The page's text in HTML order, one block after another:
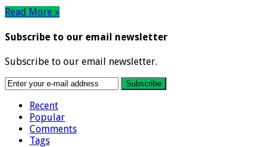
Read More »
Subscribe to our email newsletter
Subscribe to our email newsletter.
Recent
Popular
Comments
Tags